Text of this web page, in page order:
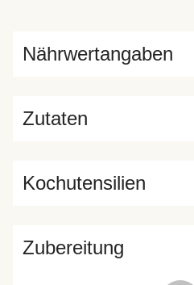
Zutaten
Nährwertangaben
Kochutensilien
Zubereitung